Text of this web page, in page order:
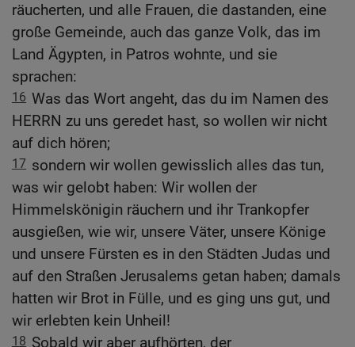
räucherten, und alle Frauen, die dastanden, eine
große Gemeinde, auch das ganze Volk, das im
Land Ägypten, in Patros wohnte, und sie
sprachen:
16 Was das Wort angeht, das du im Namen des
HERRN zu uns geredet hast, so wollen wir nicht
auf dich hören;
17 sondern wir wollen gewisslich alles das tun,
was wir gelobt haben: Wir wollen der
Himmelskönigin räuchern und ihr Trankopfer
ausgießen, wie wir, unsere Väter, unsere Könige
und unsere Fürsten es in den Städten Judas und
auf den Straßen Jerusalems getan haben; damals
hatten wir Brot in Fülle, und es ging uns gut, und
wir erlebten kein Unheil!
18 Sobald wir aber aufhörten, der